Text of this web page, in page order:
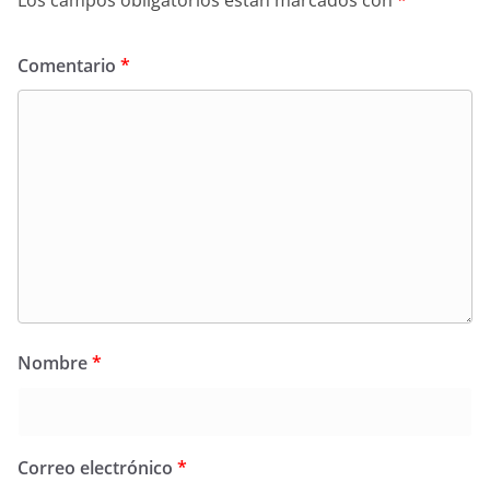
Comentario *
Nombre*
Correo electrónico *